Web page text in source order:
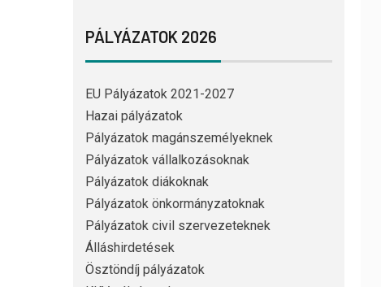
PÁLYÁZATOK 2026
EU Pályázatok 2021-2027
Hazai pályázatok
Pályázatok magánszemélyeknek
Pályázatok vállalkozásoknak
Pályázatok diákoknak
Pályázatok önkormányzatoknak
Pályázatok civil szervezeteknek
Álláshirdetések
Ösztöndíj pályázatok